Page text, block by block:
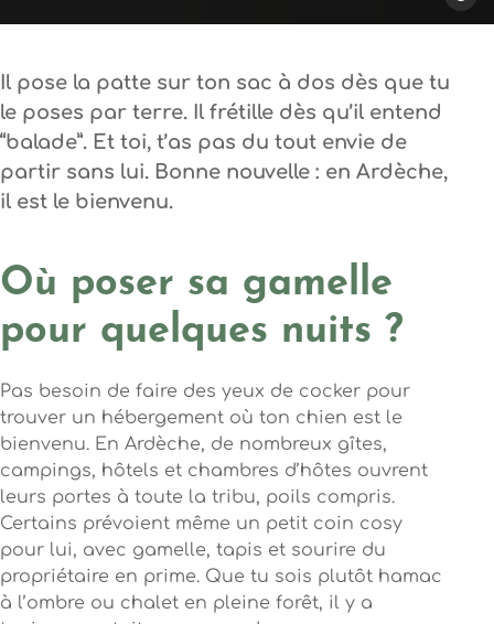
Il pose la patte sur ton sac à dos dès que tu
le poses par terre. Il frétille dès qu’il entend
“balade”. Et toi, t’as pas du tout envie de
partir sans lui. Bonne nouvelle : en Ardèche,
il est le bienvenu.
Où poser sa gamelle
pour quelques nuits ?
Pas besoin de faire des yeux de cocker pour
trouver un hébergement où ton chien est le
bienvenu. En Ardèche, de nombreux gîtes,
campings, hôtels et chambres d’hôtes ouvrent
leurs portes à toute la tribu, poils compris.
Certains prévoient même un petit coin cosy
pour lui, avec gamelle, tapis et sourire du
propriétaire en prime. Que tu sois plutôt hamac
à l’ombre ou chalet en pleine forêt, il y a